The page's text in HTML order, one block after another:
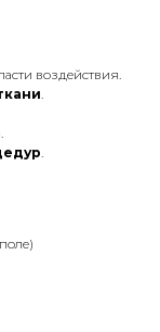
воздействия.
.
.